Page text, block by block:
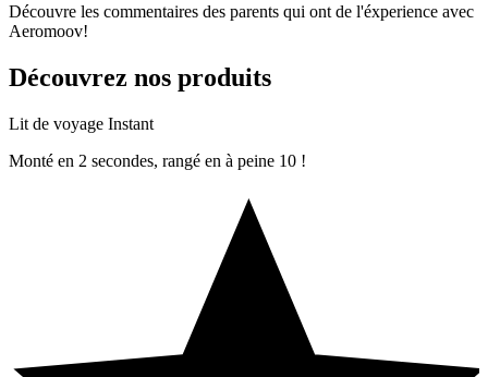
Découvre les commentaires des parents qui ont de l'éxperience avec
Aeromoov!
Découvrez nos produits
Lit de voyage Instant
Monté en 2 secondes, rangé en à peine 10 !